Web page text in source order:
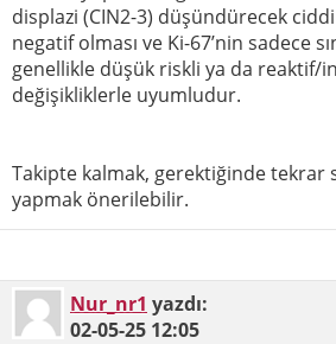
displazi (CIN2-3) düşündürecek
negatif olması ve Ki-67’nin sadece
genellikle düşük riskli ya da reaktif/
değişikliklerle uyumludur.
Takipte kalmak, gerektiğinde tekrar
yapmak önerilebilir.
Nur_nr1 yazdı:
02-05-25 12:05